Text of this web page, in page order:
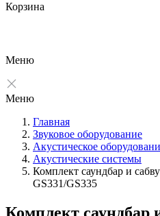
Корзина
Меню
Меню
Главная
Звуковое оборудование
Акустическое
Акустические системы
Комплект саундбар и
GS331/GS335